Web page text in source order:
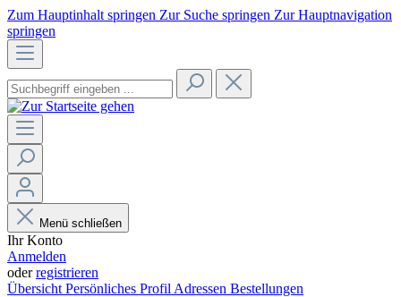
Zum Hauptinhalt springen Zur Suche springen Zur Hauptnavigation
springen
Menü schließen
Ihr Konto
Anmelden
oderregistrieren
Übersicht Persönliches Profil Adressen Bestellungen